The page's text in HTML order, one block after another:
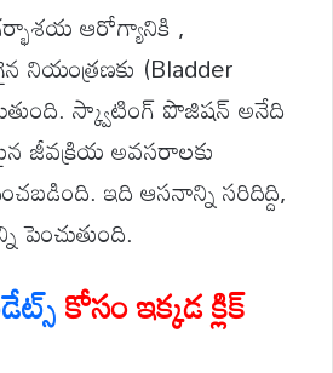
ఆరోగ్యానికి ,
(Bladder
స్క్వాటింగ్ పొజిషన్ అనేది
జీవక్రియ అవసరాలకు
ఇది ఆసనాన్ని సరిదిద్ది,
పెంచుతుంది.
కోసం ఇక్కడ క్లిక్